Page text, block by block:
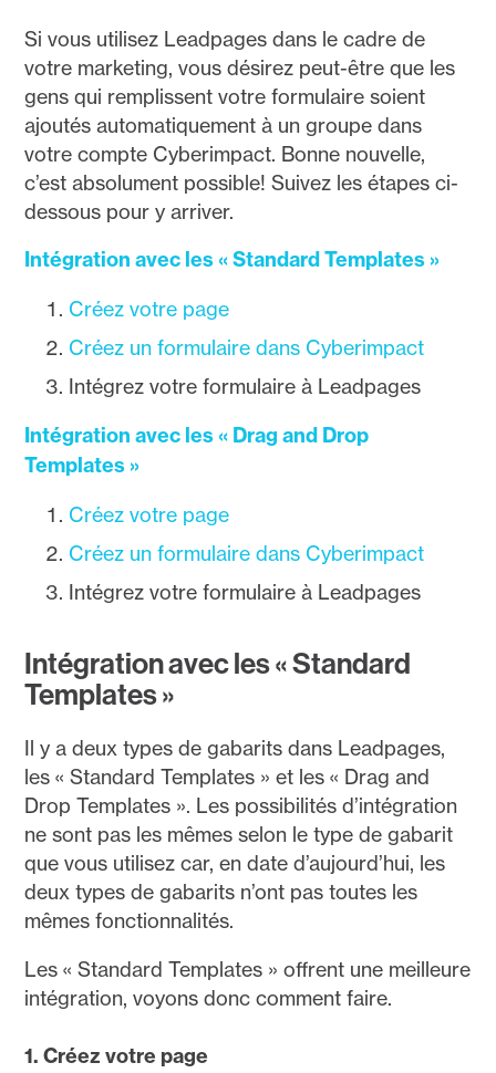
Si vous utilisez Leadpages dans le cadre de
votre marketing, vous désirez peut-être que les
gens qui remplissent votre formulaire soient
ajoutés automatiquement à un groupe dans
votre compte Cyberimpact. Bonne nouvelle,
c’est absolument possible! Suivez les étapes ci-
dessous pour y arriver.
Intégration avec les « Standard Templates »
Créez votre page
Créez un formulaire dans Cyberimpact
Intégrez votre formulaire à Leadpages
Intégration avec les « Drag and Drop
Templates »
Créez votre page
Créez un formulaire dans Cyberimpact
Intégrez votre formulaire à Leadpages
Intégration avec les « Standard
Templates »
Il y a deux types de gabarits dans Leadpages,
les « Standard Templates » et les « Drag and
Drop Templates ». Les possibilités d’intégration
ne sont pas les mêmes selon le type de gabarit
que vous utilisez car, en date d’aujourd’hui, les
deux types de gabarits n’ont pas toutes les
mêmes fonctionnalités.
Les « Standard Templates » offrent une meilleure
intégration, voyons donc comment faire.
1. Créez votre page